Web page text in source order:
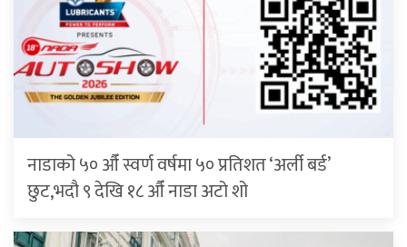
नाडाको ५० औँ स्वर्ण वर्षमा ५० प्रतिशत ‘अर्ली बर्ड’
छुट,भदौ ९ देखि १८ औँ नाडा अटो शो